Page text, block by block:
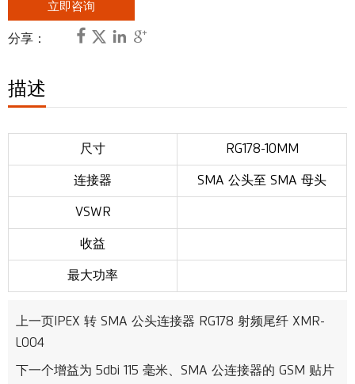
立即咨询
分享：    
描述
尺寸 RG178-10MM
连接器 SMA 公头至 SMA 母头
VSWR
收益
最大功率
上一页 IPEX 转 SMA 公头连接器 RG178 射频尾纤 XMR-
L004
下一个增益为 5dbi 115 毫米、SMA 公连接器的 GSM 贴片